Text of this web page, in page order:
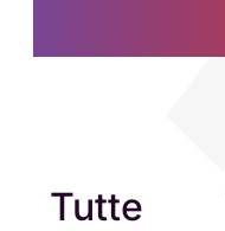
Tutte